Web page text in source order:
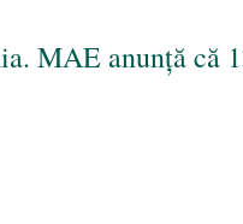
MAE anunță că